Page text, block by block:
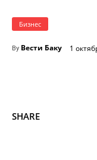
Бизнес
By Вести Баку 1
SHARE